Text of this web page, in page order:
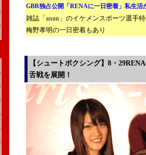
GBR独占公開「RENAに一日密着」私生活
雑誌「anan」のイケメンスポーツ選手
梅野孝明の一日密着もあり
【シュートボクシング】8・
舌戦を展開！